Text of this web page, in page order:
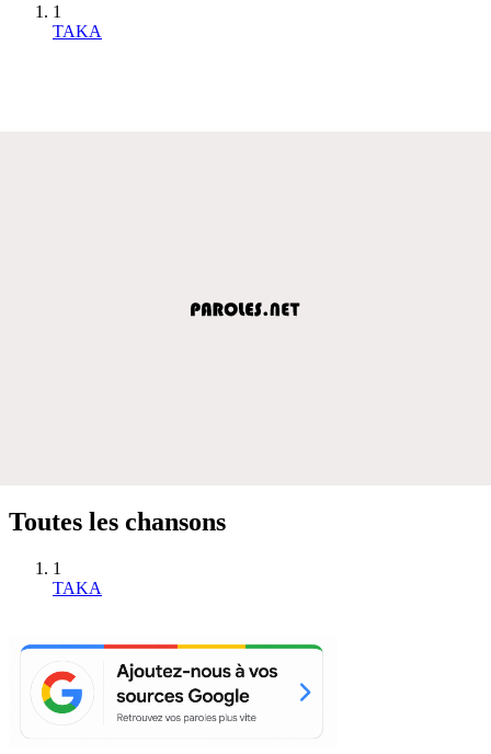
1
TAKA
Toutes les chansons
1
TAKA